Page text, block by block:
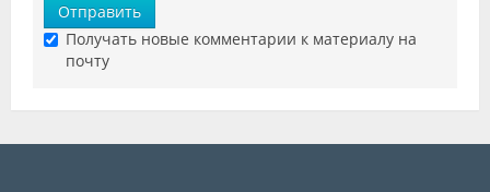
Отправить
Получать новые комментарии к материалу на
почту